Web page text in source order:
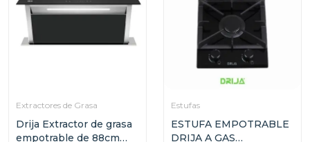
Extractores de Grasa
Drija Extractor de grasa
empotrable de 88cm
Estufas
ESTUFA EMPOTRABLE
DRIJA A GAS